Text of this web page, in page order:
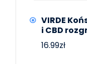
VIRDE
i CBD
16.99zł